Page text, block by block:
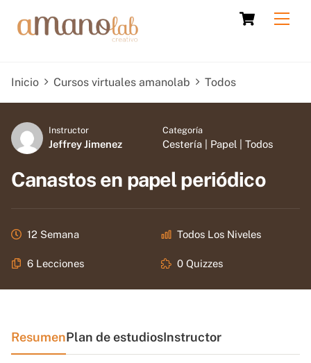
Cart
Inicio Cursos virtuales amanolab Todos
Instructor
Jeffrey Jimenez
Categoría
Cestería Papel Todos
Canastos en papel periódico
12 Semana Todos Los Niveles
6 Lecciones 0 Quizzes
ResumenPlan de estudiosInstructor